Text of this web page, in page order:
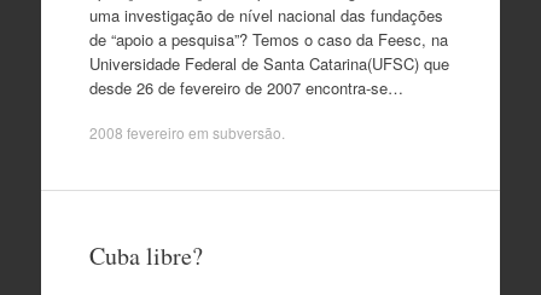
uma investigação de nível nacional das fundações
de “apoio a pesquisa”? Temos o caso da Feesc, na
Universidade Federal de Santa Catarina(UFSC) que
desde 26 de fevereiro de 2007 encontra-se…
2008 fevereiro em subversão
Cuba libre?